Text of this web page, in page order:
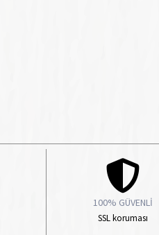
100% GÜVENLİ
SSL koruması